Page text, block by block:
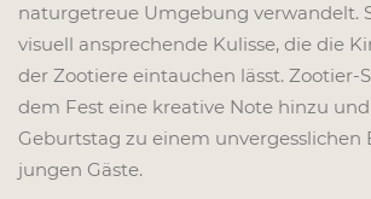
naturgetreue Umgebung verwandelt.
visuell ansprechende Kulisse, die die
der Zootiere eintauchen lässt. Zootier-
dem Fest eine kreative Note hinzu
Geburtstag zu einem unvergesslichen
jungen Gäste.